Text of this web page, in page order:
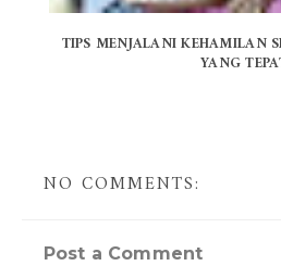
TIPS MENJALANI KEHAMILAN
YANG
NO COMMENTS:
Post a Comment